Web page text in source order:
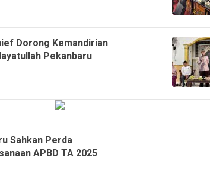
Dorong Kemandirian
Pekanbaru
Sahkan Perda
APBD TA 2025